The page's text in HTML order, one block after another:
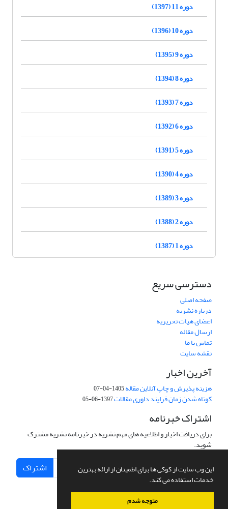
این وب سایت از کوکی ها برای اطمینان از ارائه بهترین
خدمات استفاده می کند.
متوجه شدم
دوره 11 (1397)
دوره 10 (1396)
دوره 9 (1395)
دوره 8 (1394)
دوره 7 (1393)
دوره 6 (1392)
دوره 5 (1391)
دوره 4 (1390)
دوره 3 (1389)
دوره 2 (1388)
دوره 1 (1387)
دسترسی سریع
صفحه اصلی
درباره نشریه
اعضای هیات تحریریه
ارسال مقاله
تماس با ما
نقشه سایت
آخرین اخبار
هزینه پذیرش و چاپ آنلاین مقاله1405-04-07
کوتاه شدن زمان فرایند داوری مقالات1397-06-05
اشتراک خبرنامه
برای دریافت اخبار و اطلاعیه های مهم نشریه در خبرنامه نشریه مشترک
شوید.
اشتراک